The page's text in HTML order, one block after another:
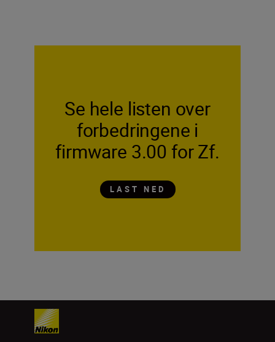
Se hele listen over
forbedringene i
firmware 3.00 for Zf.
LAST NED